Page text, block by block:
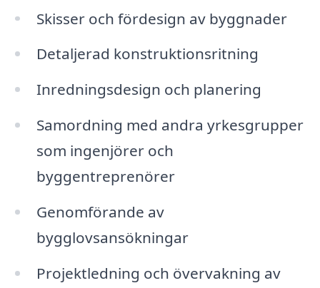
Skisser och fördesign av byggnader
Detaljerad konstruktionsritning
Inredningsdesign och planering
Samordning med andra yrkesgrupper
som ingenjörer och
byggentreprenörer
Genomförande av
bygglovsansökningar
Projektledning och övervakning av